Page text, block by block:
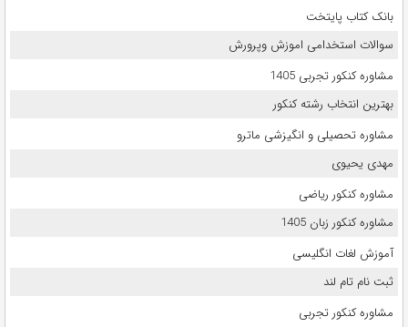
بانک کتاب پایتخت
سوالات استخدامی اموزش وپرورش
مشاوره کنکور تجربی 1405
بهترین انتخاب رشته کنکور
مشاوره تحصیلی و انگیزشی ماترو
مهدی یحیوی
مشاوره کنکور ریاضی
مشاوره کنکور زبان 1405
آموزش لغات انگلیسی
ثبت نام تام لند
مشاوره کنکور تجربی